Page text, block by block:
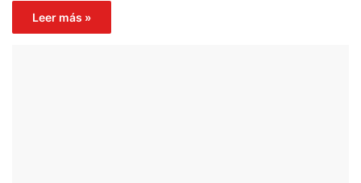
Leer más »